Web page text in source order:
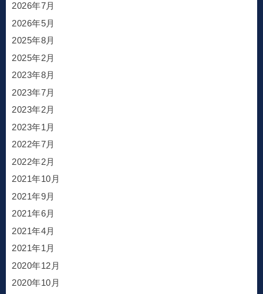
2026年7月
2026年5月
2025年8月
2025年2月
2023年8月
2023年7月
2023年2月
2023年1月
2022年7月
2022年2月
2021年10月
2021年9月
2021年6月
2021年4月
2021年1月
2020年12月
2020年10月